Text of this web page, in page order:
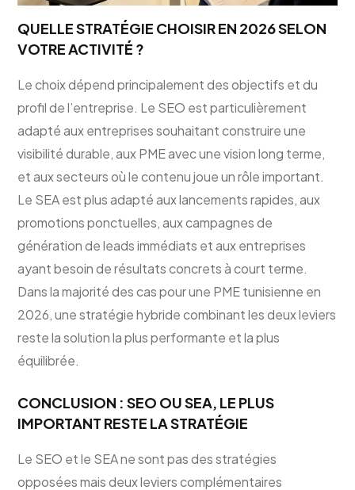
QUELLE STRATÉGIE CHOISIR EN 2026 SELON
VOTRE ACTIVITÉ ?
Le choix dépend principalement des objectifs et du
profil de l’entreprise. Le SEO est particulièrement
adapté aux entreprises souhaitant construire une
visibilité durable, aux PME avec une vision long terme,
et aux secteurs où le contenu joue un rôle important.
Le SEA est plus adapté aux lancements rapides, aux
promotions ponctuelles, aux campagnes de
génération de leads immédiats et aux entreprises
ayant besoin de résultats concrets à court terme.
Dans la majorité des cas pour une PME tunisienne en
2026, une stratégie hybride combinant les deux leviers
reste la solution la plus performante et la plus
équilibrée.
CONCLUSION : SEO OU SEA, LE PLUS
IMPORTANT RESTE LA STRATÉGIE
Le SEO et le SEA ne sont pas des stratégies
opposées mais deux leviers complémentaires